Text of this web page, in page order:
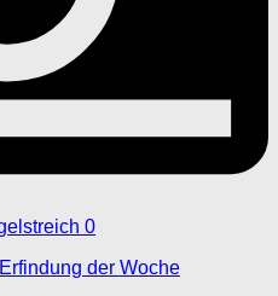
0
Erfindung der Woche